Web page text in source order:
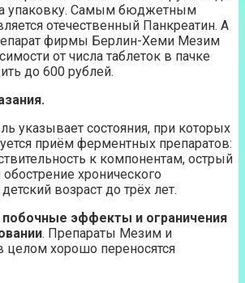
упаковку. Самым бюджетным
отечественный Панкреатин. А
фирмы Берлин-Хеми Мезим
от числа таблеток в пачке
до 600 рублей.
указывает состояния, при которых
приём ферментных препаратов:
к компонентам, острый
обострение хронического
возраст до трёх лет.
эффекты и ограничения
. Препараты Мезим и
целом хорошо переносятся